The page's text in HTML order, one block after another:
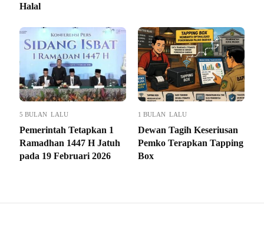
Halal
5 BULAN LALU
Pemerintah Tetapkan 1
Ramadhan 1447 H Jatuh
pada 19 Februari 2026
1 BULAN LALU
Dewan Tagih Keseriusan
Pemko Terapkan Tapping
Box